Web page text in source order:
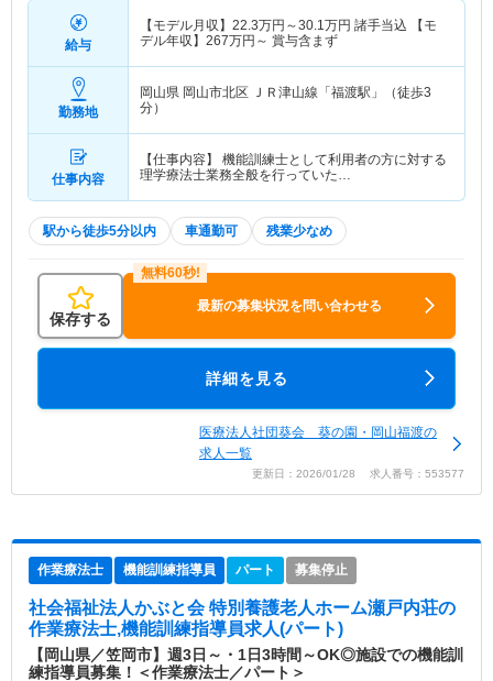
給与
【モデル月収】 22.3万円～30.1万円 諸手当込 【モ
デル年収】 267万円～ 賞与含まず
勤務地
岡山県 岡山市北区 ＪＲ津山線「福渡駅」（徒歩3
分）
仕事内容
【仕事内容】 機能訓練士として利用者の方に対する
理学療法士業務全般を行っていた…
駅から徒歩5分以内 車通勤可 残業少なめ
保存する
最新の募集状況を問い合わせる
詳細を見る
医療法人社団葵会 葵の園・岡山福渡の
求人一覧
更新日：2026/01/28 求人番号：553577
作業療法士 機能訓練指導員 パート 募集停止
社会福祉法人かぶと会 特別養護老人ホーム瀬戸内荘の
作業療法士,機能訓練指導員求人(パート)
【岡山県／笠岡市】週3日～・1日3時間～OK◎施設での機能訓
練指導員募集！＜作業療法士／パート＞